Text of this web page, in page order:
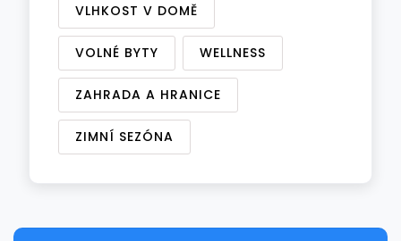
VLHKOST V DOMĚ
VOLNÉ BYTY WELLNESS
ZAHRADA A HRANICE
ZIMNÍ SEZÓNA